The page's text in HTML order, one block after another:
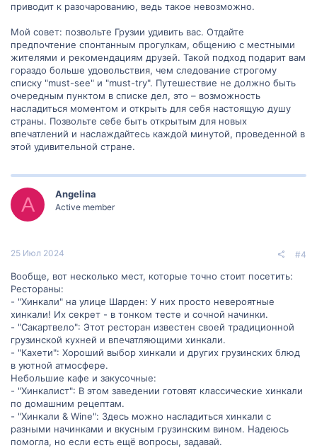
приводит к разочарованию, ведь такое невозможно.
Мой совет: позвольте Грузии удивить вас. Отдайте
предпочтение спонтанным прогулкам, общению с местными
жителями и рекомендациям друзей. Такой подход подарит вам
гораздо больше удовольствия, чем следование строгому
списку "must-see" и "must-try". Путешествие не должно быть
очередным пунктом в списке дел, это – возможность
насладиться моментом и открыть для себя настоящую душу
страны. Позвольте себе быть открытым для новых
впечатлений и наслаждайтесь каждой минутой, проведенной в
этой удивительной стране.
A Angelina
Active member
25 Июл 2024 #4
Вообще, вот несколько мест, которые точно стоит посетить:
Рестораны:
- "Хинкали" на улице Шарден: У них просто невероятные
хинкали! Их секрет - в тонком тесте и сочной начинки.
- "Сакартвело": Этот ресторан известен своей традиционной
грузинской кухней и впечатляющими хинкали.
- "Кахети": Хороший выбор хинкали и других грузинских блюд
в уютной атмосфере.
Небольшие кафе и закусочные:
- "Хинкалист": В этом заведении готовят классические хинкали
по домашним рецептам.
- "Хинкали & Wine": Здесь можно насладиться хинкали с
разными начинками и вкусным грузинским вином. Надеюсь
помогла, но если есть ещё вопросы, задавай.